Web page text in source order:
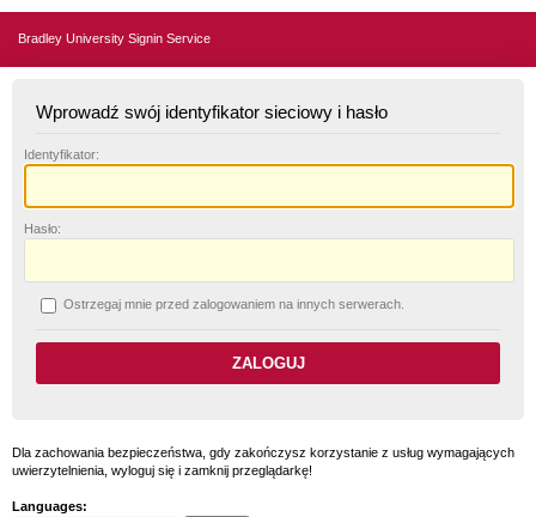
Bradley University Signin Service
Wprowadź swój identyfikator sieciowy i hasło
Identyfikator:
Hasło:
Ostrzegaj mnie przed zalogowaniem na innych serwerach.
Dla zachowania bezpieczeństwa, gdy zakończysz korzystanie z usług wymagających
uwierzytelnienia, wyloguj się i zamknij przeglądarkę!
Languages: